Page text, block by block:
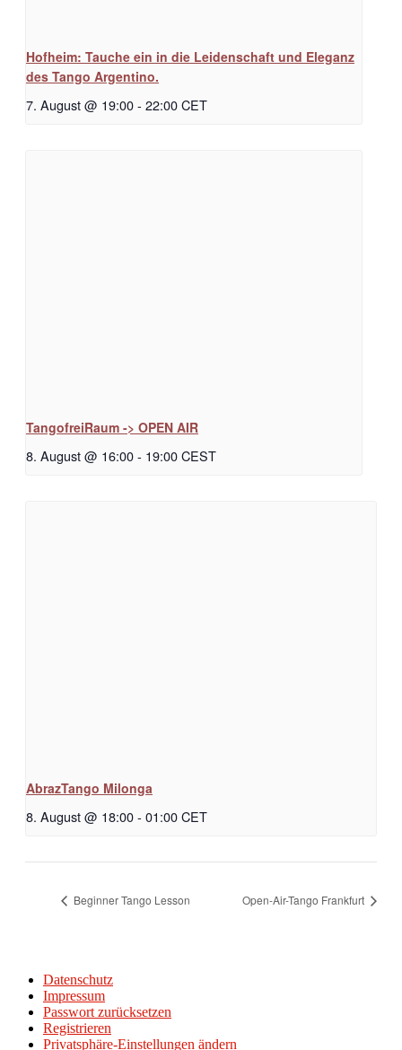
Hofheim: Tauche ein in die Leidenschaft und Eleganz
des Tango Argentino.
7. August @ 19:00- 22:00CET
TangofreiRaum -> OPEN AIR
8. August @ 16:00- 19:00CEST
AbrazTango Milonga
8. August @ 18:00- 01:00CET
Beginner Tango Lesson Open-Air-Tango Frankfurt
Datenschutz
Impressum
Passwort zurücksetzen
Registrieren
Privatsphäre-Einstellungen ändern